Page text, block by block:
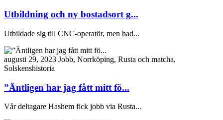
Utbildning och ny bostadsort g...
Utbildade sig till CNC-operatör, men had...
augusti 29, 2023 Jobb, Norrköping, Rusta och matcha,
Solskenshistoria
”Äntligen har jag fått mitt fö...
Vår deltagare Hashem fick jobb via Rusta...